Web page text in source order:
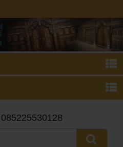
085225530128